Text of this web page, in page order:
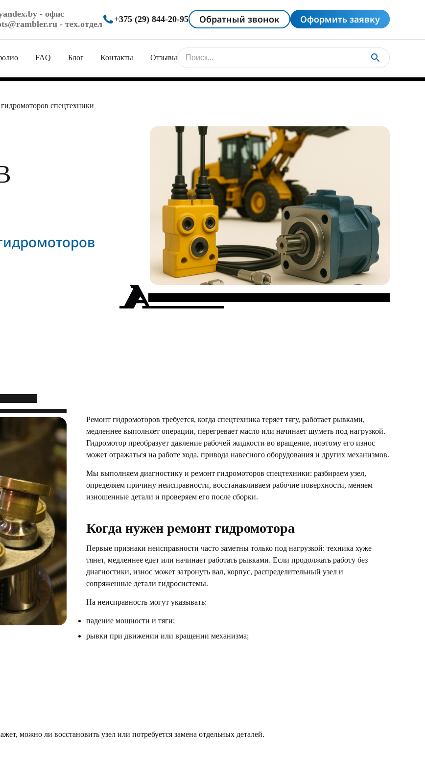
- офис
- тех.отдел
+375 (29) 844-20-95 Обратный звонок Оформить заявку
FAQ Блог Контакты Отзывы
спецтехники
Ремонт гидромоторов требуется, когда спецтехника теряет тягу, работает рывками,
медленнее выполняет операции, перегревает масло или начинает шуметь под нагрузкой.
Гидромотор преобразует давление рабочей жидкости во вращение, поэтому его износ
может отражаться на работе хода, привода навесного оборудования и других механизмов.
Мы выполняем диагностику и ремонт гидромоторов спецтехники: разбираем узел,
определяем причину неисправности, восстанавливаем рабочие поверхности, меняем
изношенные детали и проверяем его после сборки.
Когда нужен ремонт гидромотора
Первые признаки неисправности часто заметны только под нагрузкой: техника хуже
тянет, медленнее едет или начинает работать рывками. Если продолжать работу без
диагностики, износ может затронуть вал, корпус, распределительный узел и
сопряженные детали гидросистемы.
На неисправность могут указывать:
падение мощности и тяги;
рывки при движении или вращении механизма;
можно ли восстановить узел или потребуется замена отдельных деталей.